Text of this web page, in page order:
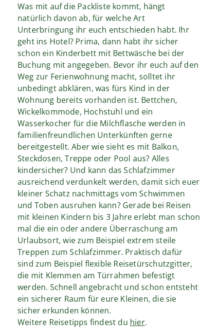
Was mit auf die Packliste kommt, hängt
natürlich davon ab, für welche Art
Unterbringung ihr euch entschieden habt. Ihr
geht ins Hotel? Prima, dann habt ihr sicher
schon ein Kinderbett mit Bettwäsche bei der
Buchung mit angegeben. Bevor ihr euch auf den
Weg zur Ferienwohnung macht, solltet ihr
unbedingt abklären, was fürs Kind in der
Wohnung bereits vorhanden ist. Bettchen,
Wickelkommode, Hochstuhl und ein
Wasserkocher für die Milchflasche werden in
familienfreundlichen Unterkünften gerne
bereitgestellt. Aber wie sieht es mit Balkon,
Steckdosen, Treppe oder Pool aus? Alles
kindersicher? Und kann das Schlafzimmer
ausreichend verdunkelt werden, damit sich euer
kleiner Schatz nachmittags vom Schwimmen
und Toben ausruhen kann? Gerade bei Reisen
mit kleinen Kindern bis 3 Jahre erlebt man schon
mal die ein oder andere Überraschung am
Urlaubsort, wie zum Beispiel extrem steile
Treppen zum Schlafzimmer. Praktisch dafür
sind zum Beispiel flexible Reisetürschutzgitter,
die mit Klemmen am Türrahmen befestigt
werden. Schnell angebracht und schon entsteht
ein sicherer Raum für eure Kleinen, die sie
sicher erkunden können.
Weitere Reisetipps findest du hier.